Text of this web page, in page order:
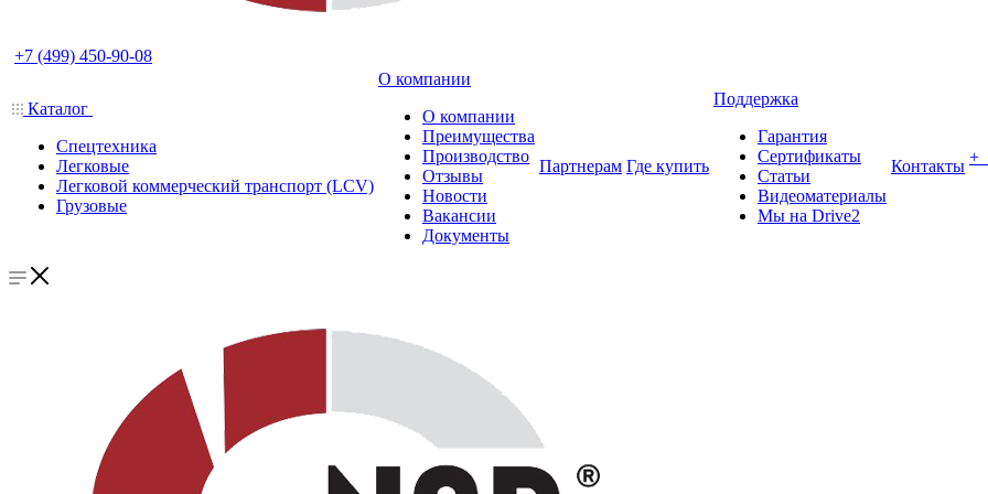
+7 (499) 450-90-08
Каталог
Спецтехника
Легковые
Легковой коммерческий транспорт (LCV)
Грузовые
О компании
О компании
Преимущества
Производство
Отзывы
Новости
Вакансии
Документы
Партнерам Где купить
Поддержка
Гарантия
Сертификаты
Статьи
Видеоматериалы
Мы на Drive2
Контакты +